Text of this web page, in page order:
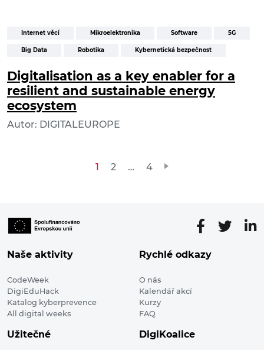
Internet věcí Mikroelektronika Software 5G
Big Data Robotika Kybernetická bezpečnost
Digitalisation as a key enabler for a
resilient and sustainable energy
ecosystem
Autor: DIGITALEUROPE
Stránkování
1 2 … 4
Naše aktivity
CodeWeek
DigiEduHack
Katalog kyberprevence
All digital weeks
Rychlé odkazy
O nás
Kalendář akcí
Kurzy
FAQ
Užitečné DigiKoalice